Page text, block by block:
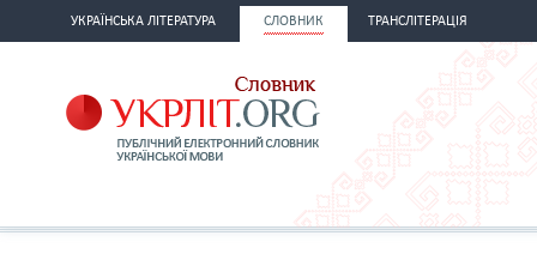
УКРАЇНСЬКА ЛІТЕРАТУРА СЛОВНИК ТРАНСЛІТЕРАЦІЯ